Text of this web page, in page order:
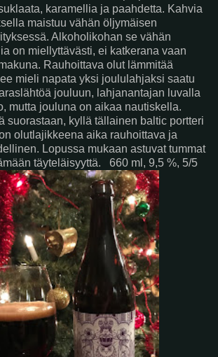
karamellia ja paahdetta. Kahvia
maistuu vähän öljymäisen
Alkoholikohan se vähän
on miellyttävästi, ei katkerana vaan
Rauhoittava olut lämmitää
mieli napata yksi joululahjaksi saatu
jouluun, lahjanantajan luvalla
mutta jouluna on aikaa nautiskella.
suorastaan, kyllä tällainen baltic portteri
olutlajikkeena aika rauhoittava ja
Lopussa mukaan astuvat tummat
täyteläisyyttä. 660 ml, 9,5 %, 5/5